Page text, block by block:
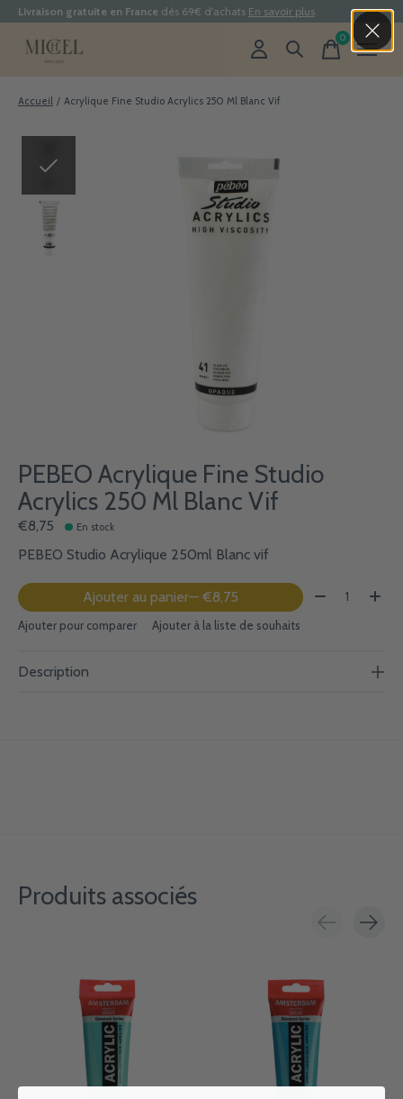
Livraison gratuite en France dès 69€ d'achats En savoir plus
0items
Accueil / Acrylique Fine Studio Acrylics 250 Ml Blanc Vif
PEBEO Acrylique Fine Studio
Acrylics 250 Ml Blanc Vif
€8,75 En stock
PEBEO Studio Acrylique 250ml Blanc vif
Ajouter au panier — €8,75 Quantité:
Ajouter pour comparer Ajouter à la liste de souhaits
Description
Produits associés